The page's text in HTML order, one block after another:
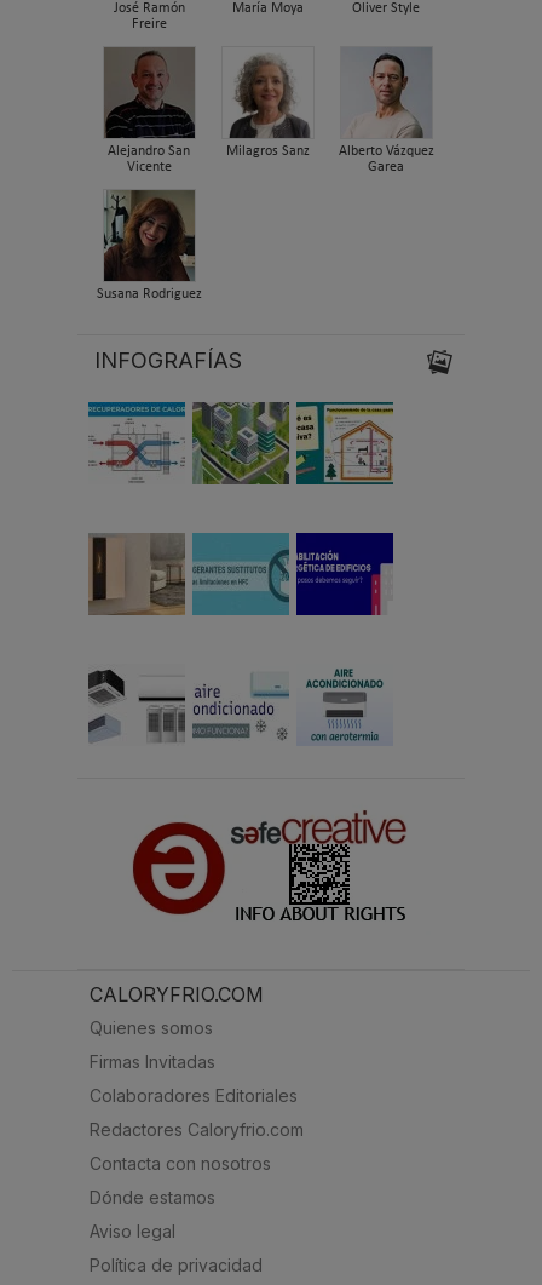
José Ramón
Freire
María Moya Oliver Style
Alejandro San
Vicente
Milagros Sanz
Alberto Vázquez
Garea
Susana Rodriguez
INFOGRAFÍAS
CALORYFRIO.COM
Quienes somos
Firmas Invitadas
Colaboradores Editoriales
Redactores Caloryfrio.com
Contacta con nosotros
Dónde estamos
Aviso legal
Política de privacidad